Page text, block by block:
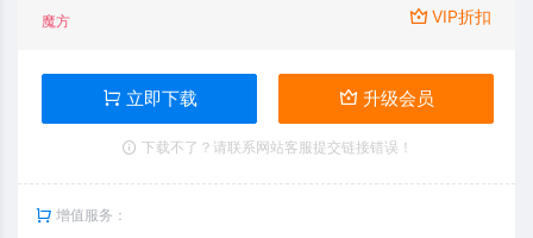
魔方 VIP折扣
立即下载 升级会员
下载不了？请联系网站客服提交链接错误！
增值服务：